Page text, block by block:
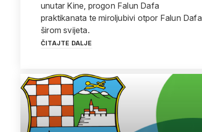
unutar Kine, progon Falun Dafa
praktikanata te miroljubivi otpor Falun Dafa
širom svijeta.
ČITAJTE DALJE